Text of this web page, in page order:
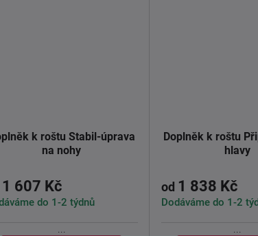
k roštu Stabil-úprava
na nohy
1 607 Kč
do 1-2 týdnů
...
Doplněk k roštu
hlavy
od 1 838 Kč
Dodáváme do 1-2
...